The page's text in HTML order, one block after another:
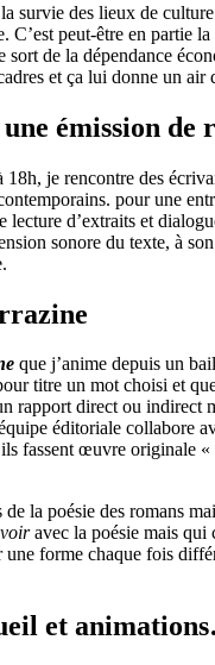
survie des lieux de
C’est peut-être en partie
sort de la dépendance
et ça lui donne un air
émission de
18h, je rencontre des
pour une
lecture d’extraits et
sonore du texte, à
que j’anime depuis un
titre un mot choisi et
rapport direct ou indirect
éditoriale collabore
fassent œuvre originale
de la poésie des romans
avec la poésie mais qui
une forme chaque fois
et